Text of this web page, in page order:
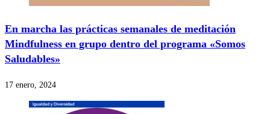
En marcha las prácticas semanales de meditación
Mindfulness en grupo dentro del programa «Somos
Saludables»
17 enero, 2024